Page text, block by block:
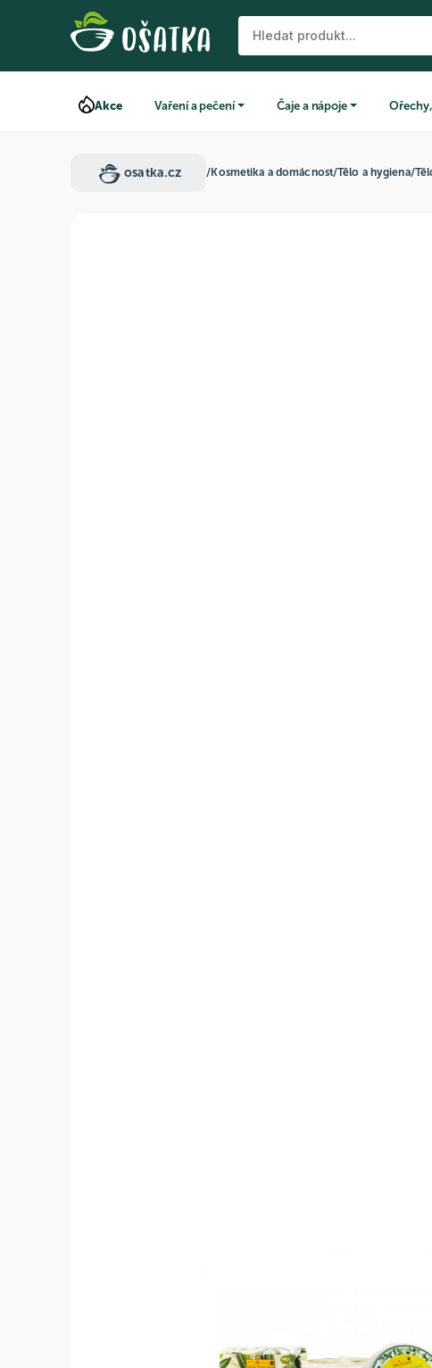
Akce Vaření a pečení Čaje a nápoje
osatka.cz /Kosmetika a domácnost/Tělo a hygiena/